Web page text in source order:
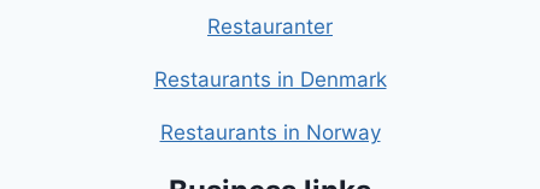
Restauranter
Restaurants in Denmark
Restaurants in Norway